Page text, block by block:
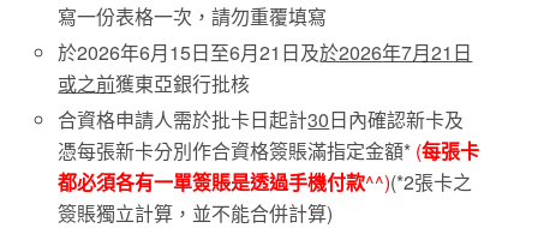
寫一份表格一次，請勿重覆填寫
於2026年6月15日至6月21日及於2026年7月21 日
或之前獲東亞銀行批核
合資格申請人需於批卡日起計30日內確認新卡及
憑每張新卡分別作合資格簽賬滿指定金額* (每張卡
都必須各有一單簽賬是透過手機付款^^)(*2張卡之
簽賬獨立計算，並不能合併計算)